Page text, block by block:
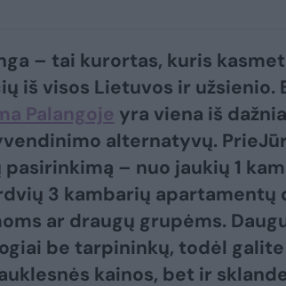
– tai kurortas, kuris
iš visos Lietuvos ir užsienio.
Palangoje yra viena iš
alternatyvų.
– nuo jaukių 1
3 kambarių apartamentų
ar draugų grupėms.
be tarpininkų, todėl
kainos, bet ir